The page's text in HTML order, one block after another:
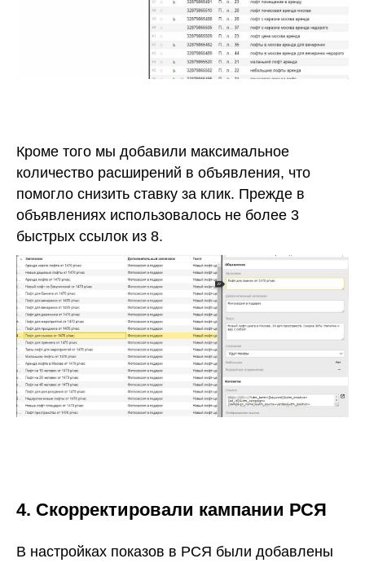
Кроме того мы добавили максимальное
количество расширений в объявления, что
помогло снизить ставку за клик. Прежде в
объявлениях использовалось не более 3
быстрых ссылок из 8.
4. Скорректировали кампании РСЯ
В настройках показов в РСЯ были добавлены